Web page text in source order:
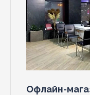
Офлайн-